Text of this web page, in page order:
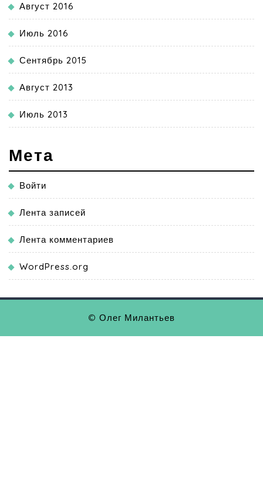
Август 2016
Июль 2016
Сентябрь 2015
Август 2013
Июль 2013
Мета
Войти
Лента записей
Лента комментариев
WordPress.org
© Олег Милантьев